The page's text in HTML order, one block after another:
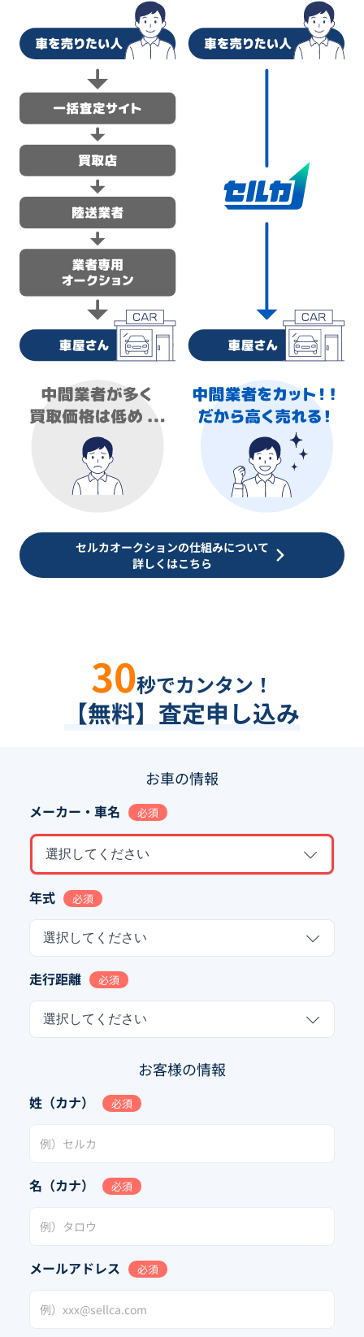
セルカオークションの仕組みについて
詳しくはこちら
30秒でカンタン！
【無料】査定申し込み
お車の情報
メーカー・車名 必須
選択してください
年式 必須
選択してください
走行距離 必須
選択してください
お客様の情報
姓（カナ） 必須
名（カナ） 必須
メールアドレス 必須